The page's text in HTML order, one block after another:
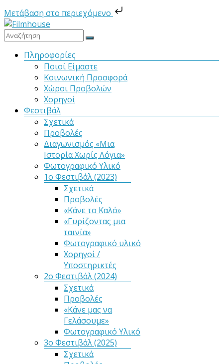
Μετάβαση στο περιεχόμενο
Μετάβαση
στο
Filmhouse
Κινηματογραφική
Καλαμάτας
ΜενούΠληροφορίες
Ποιοί Είμαστε
Κοινωνική Προσφορά
Χώροι Προβολών
Χορηγοί
Φεστιβάλ
Σχετικά
Προβολές
Διαγωνισμός «Μια
Ιστορία Χωρίς Λόγια»
Φωτογραφικό Υλικό
1ο Φεστιβάλ (2023)
Σχετικά
Προβολές
«Κάνε το Καλό»
«Γυρίζοντας μια
ταινία»
Φωτογραφικό υλικό
Χορηγοί /
Υποστηρικτές
2ο Φεστιβάλ (2024)
Σχετικά
Προβολές
«Κάνε μας να
Γελάσουμε»
Φωτογραφικό Υλικό
3ο Φεστιβάλ (2025)
Σχετικά